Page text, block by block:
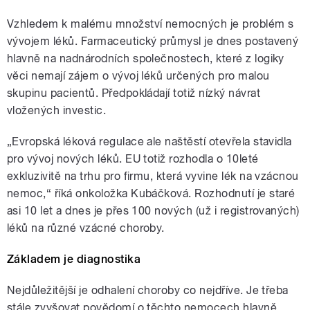
Vzhledem k malému množství nemocných je problém s
vývojem léků. Farmaceutický průmysl je dnes postavený
hlavně na nadnárodních společnostech, které z logiky
věci nemají zájem o vývoj léků určených pro malou
skupinu pacientů. Předpokládají totiž nízký návrat
vložených investic.
„Evropská léková regulace ale naštěstí otevřela stavidla
pro vývoj nových léků. EU totiž rozhodla o 10leté
exkluzivitě na trhu pro firmu, která vyvine lék na vzácnou
nemoc,“ říká onkoložka Kubáčková. Rozhodnutí je staré
asi 10 let a dnes je přes 100 nových (už i registrovaných)
léků na různé vzácné choroby.
Základem je diagnostika
Nejdůležitější je odhalení choroby co nejdříve. Je třeba